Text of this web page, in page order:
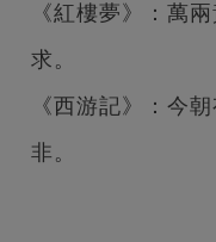
《紅樓夢》：萬
求。
《西游記》：今
非。